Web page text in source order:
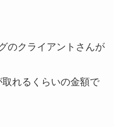
のクライアントさんが
れるくらいの金額で